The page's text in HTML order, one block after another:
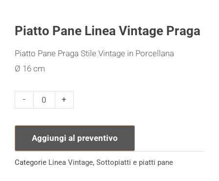
Piatto Pane Linea Vintage Praga
Piatto Pane Praga Stile Vintage in Porcellana
Ø 16 cm
-
Piatto
Linea
Vintage
Praga
+
Aggiungi al preventivo
Categorie Linea Vintage, Sottopiatti e piatti pane